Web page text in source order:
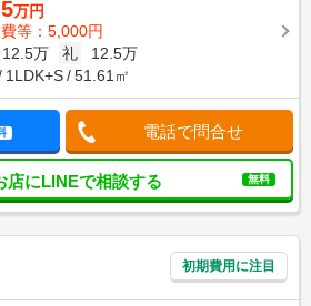
万円
等：5,000円
12.5万 礼
12.5万
1LDK+S 51.61㎡
電話で問合せ
店にLINEで相談する 無料
初期費用に注目